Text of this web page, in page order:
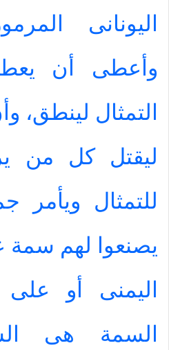
اليونانى
وأعطى أن
التمثال لينطق،
ليقتل كل من
للتمثال ويأمر
يصنعوا لهم سمة
اليمنى أو
السمة هى